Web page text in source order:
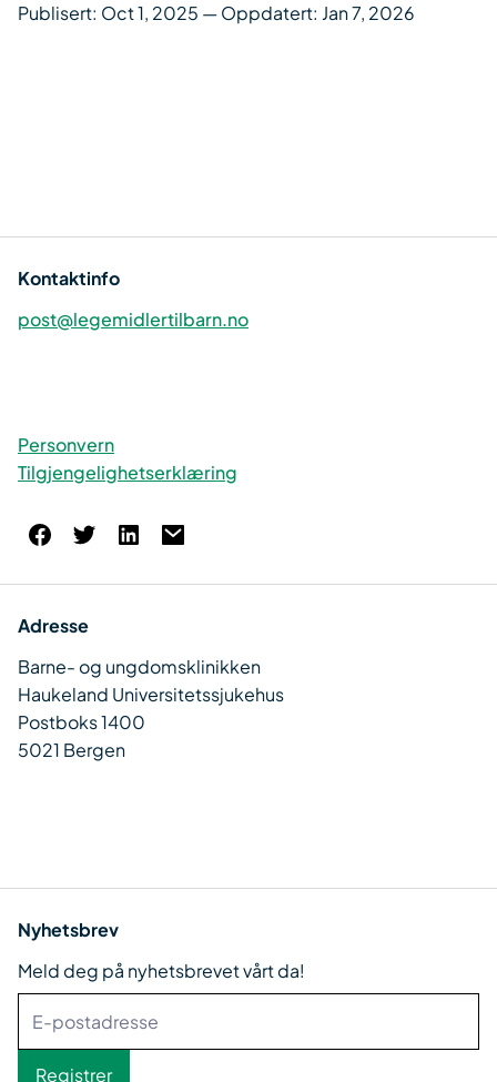
Publisert: Oct 1, 2025 — Oppdatert: Jan 7, 2026
Kontaktinfo
post@legemidlertilbarn.no
Personvern
Tilgjengelighetserklæring
Adresse
Barne- og ungdomsklinikken
Haukeland Universitetssjukehus
Postboks 1400
5021 Bergen
Nyhetsbrev
Meld deg på nyhetsbrevet vårt da!